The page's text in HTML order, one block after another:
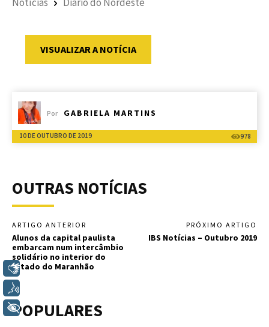
VISUALIZAR A NOTÍCIA
Por GABRIELA MARTINS
10 DE OUTUBRO DE 2019 978
OUTRAS NOTÍCIAS
ARTIGO ANTERIOR
Alunos da capital paulista
embarcam num intercâmbio
solidário no interior do
Estado do Maranhão
PRÓXIMO ARTIGO
IBS Notícias – Outubro 2019
POPULARES
Libras
+ Acessibilidade